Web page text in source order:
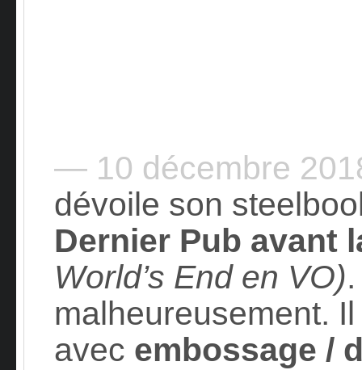
— 10 décembre
dévoile son
Dernier Pub avant
World’s End en VO)
malheureusement.
avec embossage /